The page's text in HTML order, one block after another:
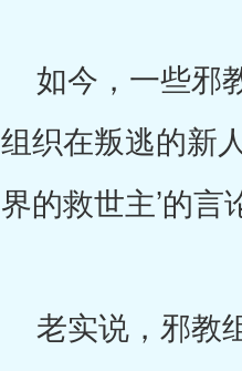
如今，一些邪
组织在叛逃的新
界的救世主’的言
老实说，邪教